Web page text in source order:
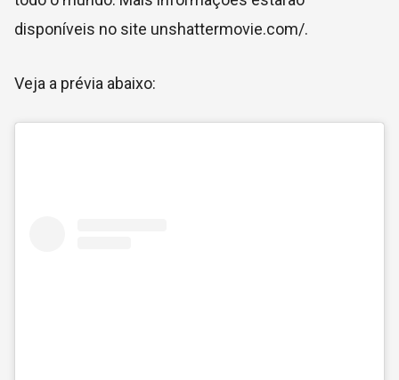
disponíveis no site unshattermovie.com/.
Veja a prévia abaixo: